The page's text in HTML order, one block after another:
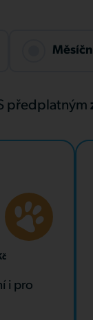
předplatným
i pro